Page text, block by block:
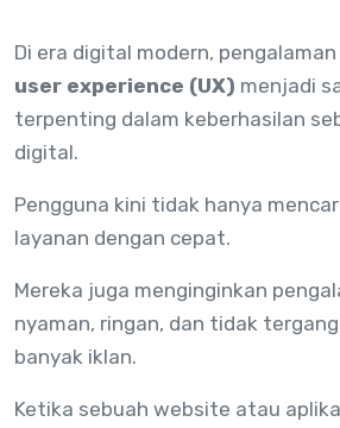
Di era digital modern,
user experience (UX) menjadi
terpenting dalam keberhasilan
digital.
Pengguna kini tidak hanya
layanan dengan cepat.
Mereka juga menginginkan
nyaman, ringan, dan tidak
banyak iklan.
Ketika sebuah website atau